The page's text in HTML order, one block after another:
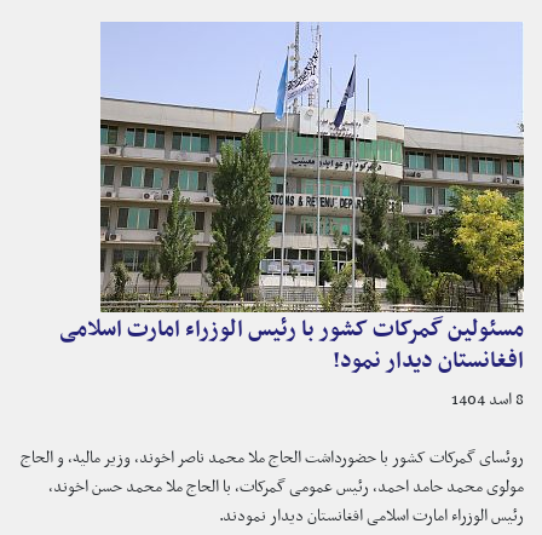
مسئولین گمرکات کشور با رئیس الوزراء امارت اسلامی
افغانستان دیدار نمود!
8 اسد 1404
روئسای گمرکات کشور با حضورداشت الحاج ملا محمد ناصر اخوند، وزیر مالیه، و الحاج
مولوی محمد حامد احمد، رئیس عمومی گمرکات، با الحاج ملا محمد حسن اخوند،
رئیس الوزراء امارت اسلامی افغانستان دیدار نمودند.